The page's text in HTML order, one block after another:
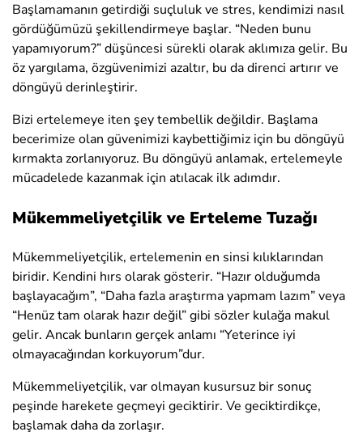
Başlamamanın getirdiği suçluluk ve stres, kendimizi nasıl
gördüğümüzü şekillendirmeye başlar. “Neden bunu
yapamıyorum?” düşüncesi sürekli olarak aklımıza gelir. Bu
öz yargılama, özgüvenimizi azaltır, bu da direnci artırır ve
döngüyü derinleştirir.
Bizi ertelemeye iten şey tembellik değildir. Başlama
becerimize olan güvenimizi kaybettiğimiz için bu döngüyü
kırmakta zorlanıyoruz. Bu döngüyü anlamak, ertelemeyle
mücadelede kazanmak için atılacak ilk adımdır.
Mükemmeliyetçilik ve Erteleme Tuzağı
Mükemmeliyetçilik, ertelemenin en sinsi kılıklarından
biridir. Kendini hırs olarak gösterir. “Hazır olduğumda
başlayacağım”, “Daha fazla araştırma yapmam lazım” veya
“Henüz tam olarak hazır değil” gibi sözler kulağa makul
gelir. Ancak bunların gerçek anlamı “Yeterince iyi
olmayacağından korkuyorum”dur.
Mükemmeliyetçilik, var olmayan kusursuz bir sonuç
peşinde harekete geçmeyi geciktirir. Ve geciktirdikçe,
başlamak daha da zorlaşır.